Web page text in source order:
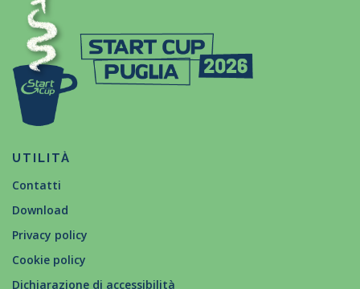
UTILITÀ
Contatti
Download
Privacy policy
Cookie policy
Dichiarazione di accessibilità